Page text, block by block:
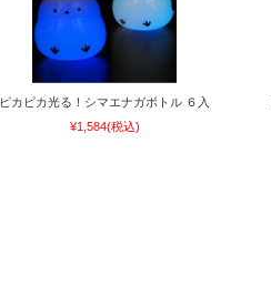
ピカピカ光る！シマエナガボトル ６入
¥1,584(税込)